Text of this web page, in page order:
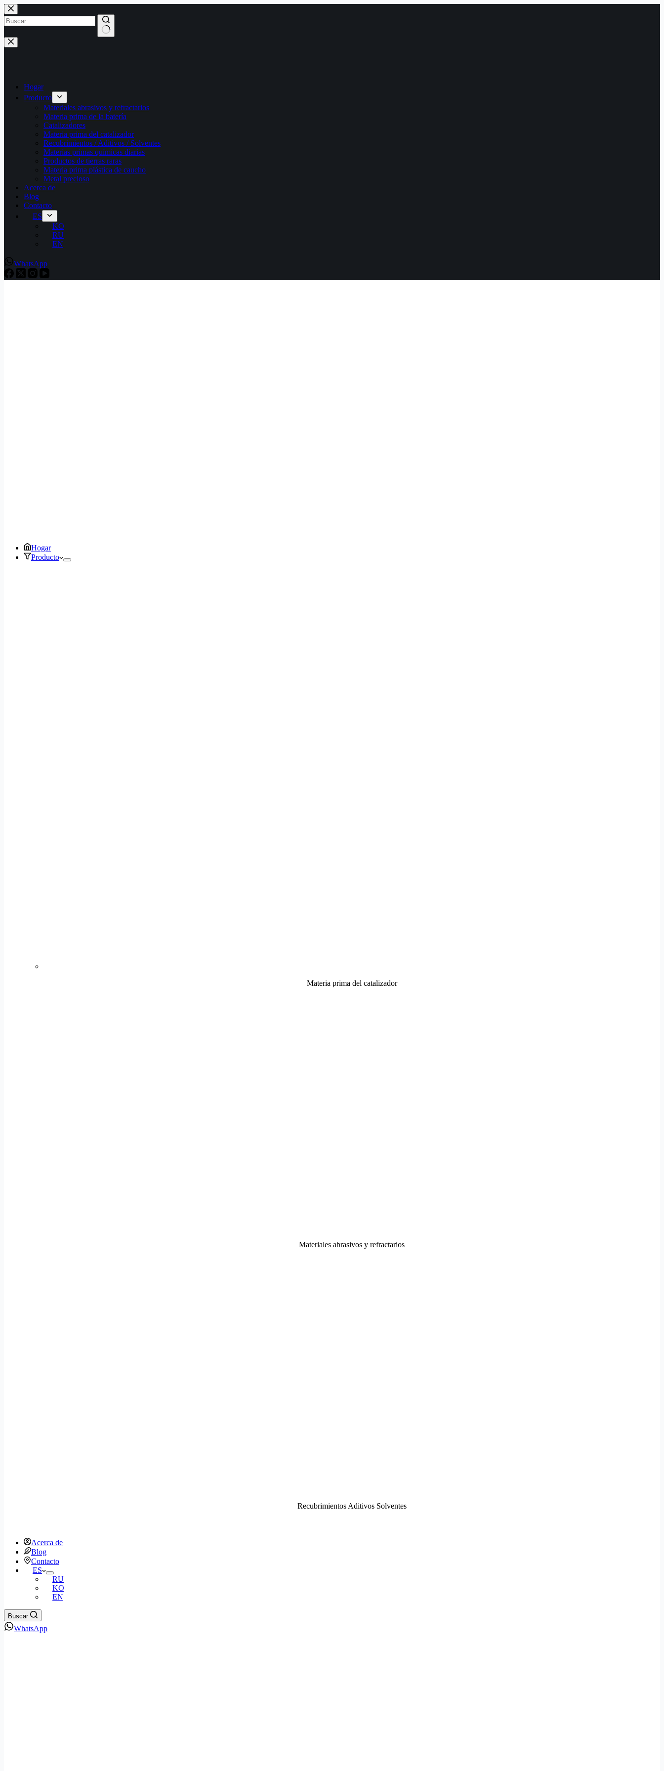
Saltar
al
contenido
Sin
resultados
Hogar
Producto
Materiales abrasivos y refractarios
Materia prima de la batería
Catalizadores
Materia prima del catalizador
Recubrimientos / Aditivos / Solventes
Materias primas químicas diarias
Productos de tierras raras
Materia prima plástica de caucho
Metal precioso
Acerca de
Blog
Contacto
ES
KO
RU
EN
WhatsApp
Hogar
Producto
Materia prima del catalizador
Materiales abrasivos y refractarios
Recubrimientos Aditivos Solventes
Acerca de
Blog
Contacto
ES
RU
KO
EN
Buscar
WhatsApp